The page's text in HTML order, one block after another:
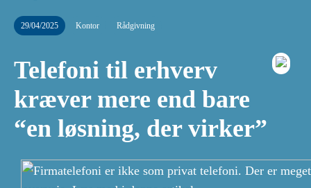
29/04/2025 Kontor Rådgivning
Telefoni til erhverv
kræver mere end bare
“en løsning, der virker”